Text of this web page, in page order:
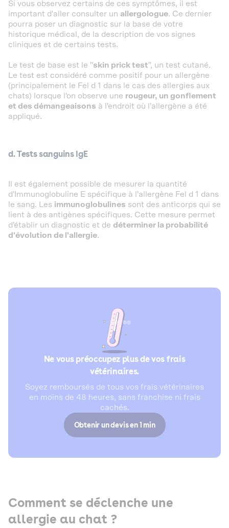
Si vous observez certains de ces symptômes, il est
important d'aller consulter un allergologue. Ce dernier
pourra poser un diagnostic sur la base de votre
historique médical, de la description de vos signes
cliniques et de certains tests.
Le test de base est le "skin prick test", un test cutané.
Le test est considéré comme positif pour un allergène
(principalement le Fel d 1 dans le cas des allergies aux
chats) lorsque l'on observe une rougeur, un gonflement
et des démangeaisons à l'endroit où l'allergène a été
appliqué.
d. Tests sanguins IgE
Il est également possible de mesurer la quantité
d'Immunoglobuline E spécifique à l'allergène Fel d 1 dans
le sang. Les immunoglobulines sont des anticorps qui se
lient à des antigènes spécifiques. Cette mesure permet
d'établir un diagnostic et de déterminer la probabilité
d'évolution de l'allergie.
Ne vous préoccupez plus de vos frais
vétérinaires.
Soyez remboursés de tous vos frais vétérinaires
en moins de 48 heures, sans franchise ni frais
cachés.
Obtenir un devis en 1 min
Comment se déclenche une
allergie au chat ?